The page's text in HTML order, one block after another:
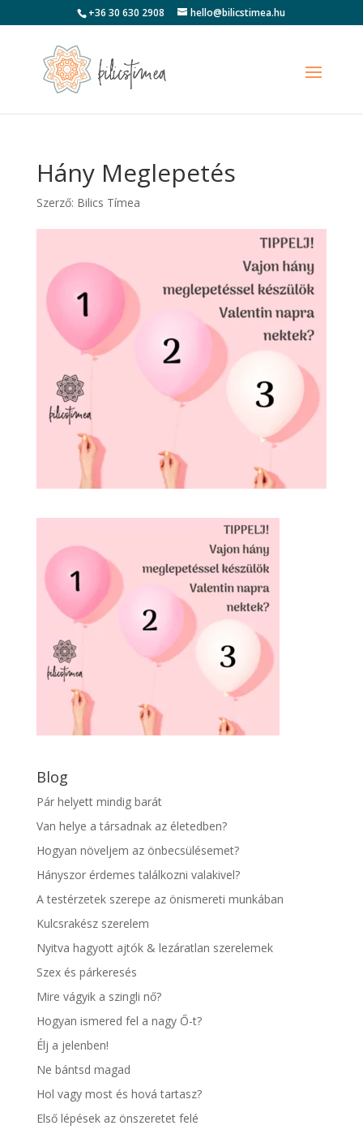
+36 30 630 2908 hello@bilicstimea.hu
Hány Meglepetés
Szerző: Bilics Tímea
Blog
Pár helyett mindig barát
Van helye a társadnak az életedben?
Hogyan növeljem az önbecsülésemet?
Hányszor érdemes találkozni valakivel?
A testérzetek szerepe az önismereti munkában
Kulcsrakész szerelem
Nyitva hagyott ajtók & lezáratlan szerelemek
Szex és párkeresés
Mire vágyik a szingli nő?
Hogyan ismered fel a nagy Ő-t?
Élj a jelenben!
Ne bántsd magad
Hol vagy most és hová tartasz?
Első lépések az önszeretet felé